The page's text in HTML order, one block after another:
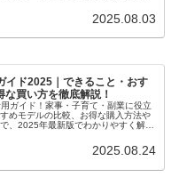
2025.08.03
イド2025｜できること・おす
買い方を徹底解説！
ガイド！家事・子育て・副業に役立
めモデルの比較、お得な購入方法や
、2025年最新版でわかりやすく解説
2025.08.24